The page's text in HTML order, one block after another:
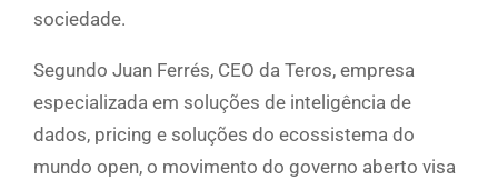
sociedade.
Segundo Juan Ferrés, CEO da Teros, empresa
especializada em soluções de inteligência de
dados, pricing e soluções do ecossistema do
mundo open, o movimento do governo aberto visa